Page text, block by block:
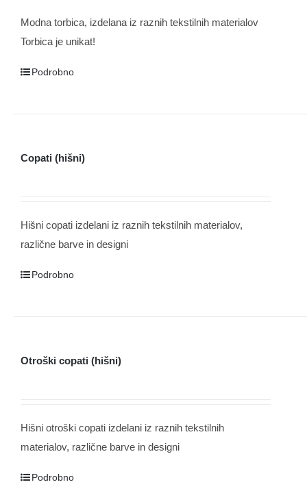
Modna torbica, izdelana iz raznih tekstilnih materialov
Torbica je unikat!
Podrobno
Copati (hišni)
Hišni copati izdelani iz raznih tekstilnih materialov,
različne barve in designi
Podrobno
Otroški copati (hišni)
Hišni otroški copati izdelani iz raznih tekstilnih
materialov, različne barve in designi
Podrobno